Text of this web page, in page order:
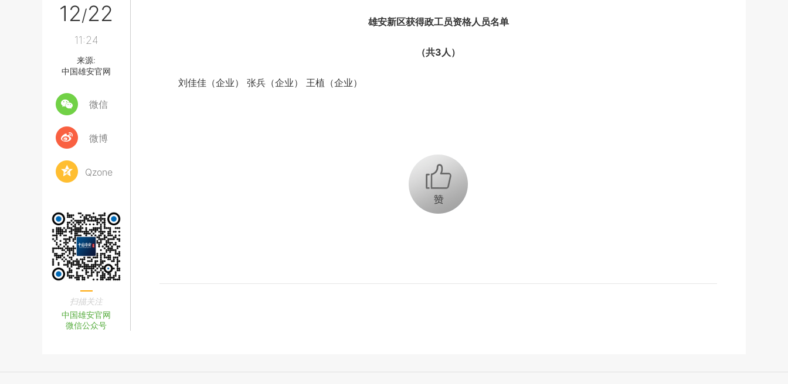
12/22
11:24
来源:
中国雄安官网
微信
微博
Qzone
扫描关注
中国雄安官网
微信公众号
雄安新区获得政工员资格人员名单
（共3人）
刘佳佳（企业） 张兵（企业） 王植（企业）
+1